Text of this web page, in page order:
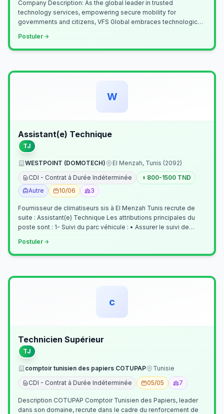
Company Description: As the global leader in trusted
technology services, empowering secure mobility for
governments and citizens, VFS Global embraces technological
Postuler
W
Assistant(e) Technique
TJ
WESTPOINT (DOMOTECH)
El Menzah, Tunis (2092)
CDI - Contrat à Durée Indéterminée
800-1500 TND
Autre
10/06 3
Fournisseur de climatiseurs sis à El Menzah Tunis recrute de
suite : Assistant(e) Technique Les attributions principales du
poste sont : 1- Suivi du parc véhicule : • Assurer le suivi de
Postuler
c
Technicien Supérieur
TJ
comptoir tunisien des papiers COTUPAP
Tunisie
CDI - Contrat à Durée Indéterminée
05/05 7
Description COTUPAP Comptoir Tunisien des Papiers, leader
dans son domaine, recrute dans le cadre du renforcement de